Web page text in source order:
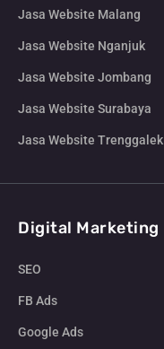
Jasa Website Malang
Jasa Website Nganjuk
Jasa Website Jombang
Jasa Website Surabaya
Jasa Website Trenggalek
Digital Marketing
SEO
FB Ads
Google Ads